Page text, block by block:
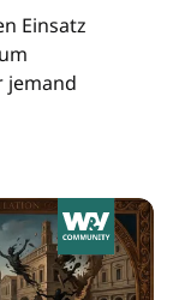
Einsatz
jemand